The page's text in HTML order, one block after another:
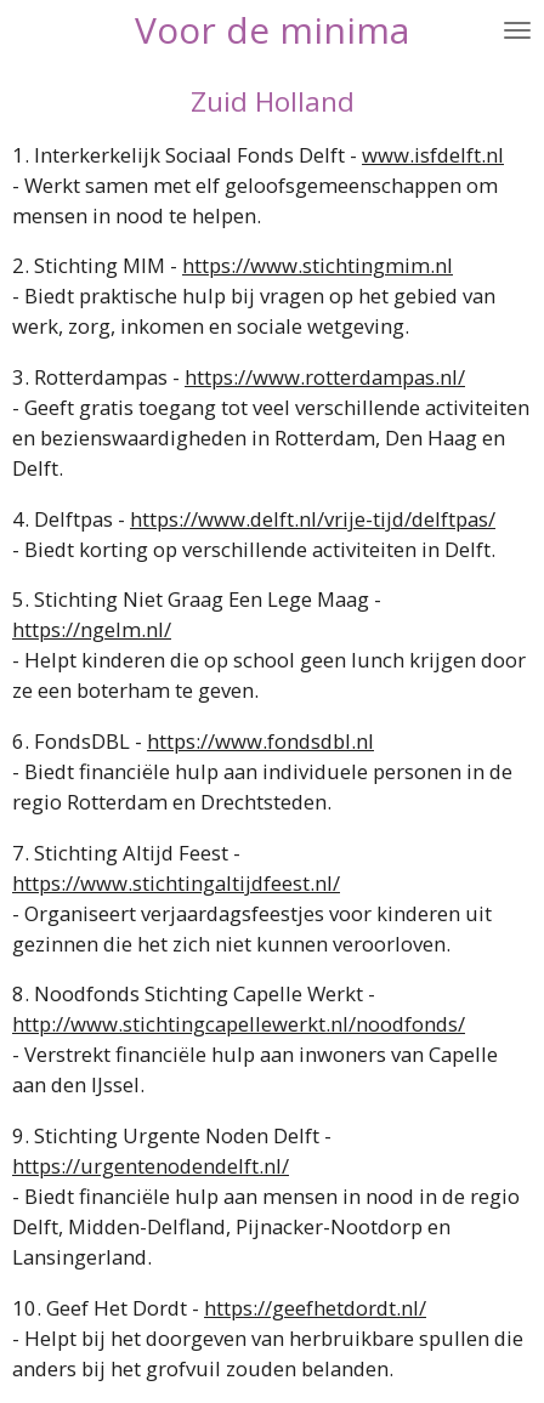
hoofdinhoud
Voor de minima
Zuid Holland
1. Interkerkelijk Sociaal Fonds Delft - www.isfdelft.nl
- Werkt samen met elf geloofsgemeenschappen om
mensen in nood te helpen.
2. Stichting MIM - https://www.stichtingmim.nl
- Biedt praktische hulp bij vragen op het gebied van
werk, zorg, inkomen en sociale wetgeving.
3. Rotterdampas - https://www.rotterdampas.nl/
- Geeft gratis toegang tot veel verschillende activiteiten
en bezienswaardigheden in Rotterdam, Den Haag en
Delft.
4. Delftpas - https://www.delft.nl/vrije-tijd/delftpas/
- Biedt korting op verschillende activiteiten in Delft.
5. Stichting Niet Graag Een Lege Maag -
https://ngelm.nl/
- Helpt kinderen die op school geen lunch krijgen door
ze een boterham te geven.
6. FondsDBL - https://www.fondsdbl.nl
- Biedt financiële hulp aan individuele personen in de
regio Rotterdam en Drechtsteden.
7. Stichting Altijd Feest -
https://www.stichtingaltijdfeest.nl/
- Organiseert verjaardagsfeestjes voor kinderen uit
gezinnen die het zich niet kunnen veroorloven.
8. Noodfonds Stichting Capelle Werkt -
http://www.stichtingcapellewerkt.nl/noodfonds/
- Verstrekt financiële hulp aan inwoners van Capelle
aan den IJssel.
9. Stichting Urgente Noden Delft -
https://urgentenodendelft.nl/
- Biedt financiële hulp aan mensen in nood in de regio
Delft, Midden-Delfland, Pijnacker-Nootdorp en
Lansingerland.
10. Geef Het Dordt - https://geefhetdordt.nl/
- Helpt bij het doorgeven van herbruikbare spullen die
anders bij het grofvuil zouden belanden.